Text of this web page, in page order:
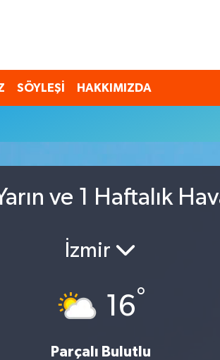
SÖYLEŞİ HAKKIMIZDA
ve 1 Haftalık
İzmir
16°
Parçalı Bulutlu